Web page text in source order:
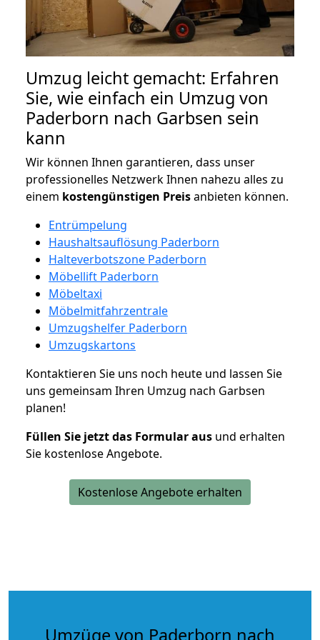
Umzug leicht gemacht: Erfahren
Sie, wie einfach ein Umzug von
Paderborn nach Garbsen sein
kann
Wir können Ihnen garantieren, dass unser
professionelles Netzwerk Ihnen nahezu alles zu
einem kostengünstigen Preisanbieten können.
Entrümpelung
Haushaltsauflösung Paderborn
Halteverbotszone Paderborn
Möbellift Paderborn
Möbeltaxi
Möbelmitfahrzentrale
Umzugshelfer Paderborn
Umzugskartons
Kontaktieren Sie uns noch heute und lassen Sie
uns gemeinsam Ihren Umzug nach Garbsen
planen!
Füllen Sie jetzt das Formular aus und erhalten
Sie kostenlose Angebote.
Kostenlose Angebote erhalten
Umzüge von Paderborn nach